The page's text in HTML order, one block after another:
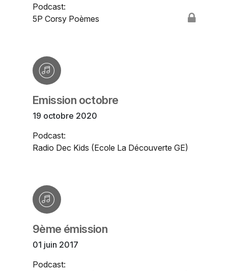
Podcast:
5P Corsy Poèmes
Emission octobre
19 octobre 2020
Podcast:
Radio Dec Kids (Ecole La Découverte GE)
9ème émission
01 juin 2017
Podcast: